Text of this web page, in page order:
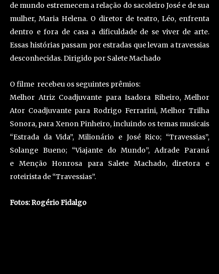
de mundo estremecem a relação do sacoleiro José e de sua
mulher, Maria Helena. O diretor de teatro, Léo, enfrenta
dentro e fora de casa a dificuldade de se viver de arte.
Essas histórias passam por estradas que levam a travessias
desconhecidas. Dirigido por Salete Machado
O filme recebeu os seguintes prêmios:
Melhor Atriz Coadjuvante para Isadora Ribeiro, Melhor
Ator Coadjuvante para Rodrigo Ferrarini, Melhor Trilha
Sonora, para Xenon Pinheiro, incluindo os temas musicais
“Estrada da Vida”, Milionário e José Rico; “Travessias”,
Solange Bueno; “Viajante do Mundo”, Adrade Paraná
e Menção Honrosa para Salete Machado, diretora e
roteirista de “Travessias”.
Fotos: Rogério Fidalgo